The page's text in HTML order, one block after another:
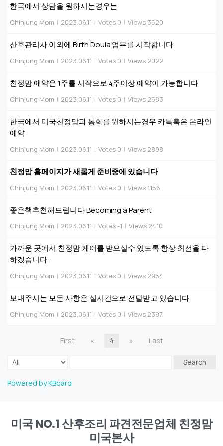
한국에서 상담을 원하시는경우는
Chinjung Mom | 2023.06.11 | Votes 0 | Views 3520
산후관리사 이외에 Birth Doula 업무를 시작합니다.
Chinjung Mom | 2023.06.11 | Votes 0 | Views 2022
친정맘 예약은 1주를 시작으로 4주이상 예약이 가능합니다
Chinjung Mom | 2023.06.11 | Votes 0 | Views 2583
한국에서 미국친정맘과 통화를 원하시는경우 카톡혹은 온라인
예약
Chinjung Mom | 2023.06.11 | Votes 0 | Views 2898
친정맘 홈페이지가 새롭게 준비중에 있습니다
Chinjung Mom | 2023.06.11 | Votes 0 | Views 1156
좋은책추천해드립니다 Becoming a Parent
Chinjung Mom | 2023.06.11 | Votes -1 | Views 2410
가까운 곳에서 친정맘 케어를 받으실수 있도록 항상 최선을 다
하겠습니다.
Chinjung Mom | 2023.06.11 | Votes 0 | Views 2954
보내주시는 모든 사항은 실시간으로 전달받고 있습니다
Chinjung Mom | 2023.06.11 | Votes 0 | Views 2397
First « 4 » Last
Search
Powered by KBoard
미국 NO.1 산후조리 파견전문업체 친정맘
미국본사